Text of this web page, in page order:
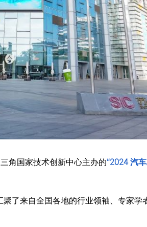
角国家技术创新中心主办的“2024 汽
了来自全国各地的行业领袖、专家